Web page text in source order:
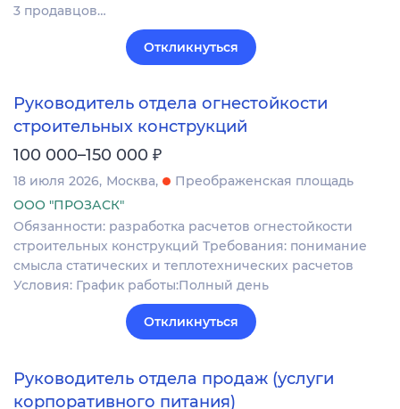
3 продавцов…
Откликнуться
Руководитель отдела огнестойкости
строительных конструкций
100 000–150 000 ₽
18 июля 2026 Москва
Преображенская площадь
ООО "ПРОЗАСК"
Обязанности: разработка расчетов огнестойкости
строительных конструкций Требования: понимание
смысла статических и теплотехнических расчетов
Условия: График работы:Полный день
Откликнуться
Руководитель отдела продаж (услуги
корпоративного питания)